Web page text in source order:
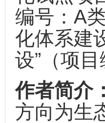
编号：A
化体系建
设”（项
作者简介：
方向为生